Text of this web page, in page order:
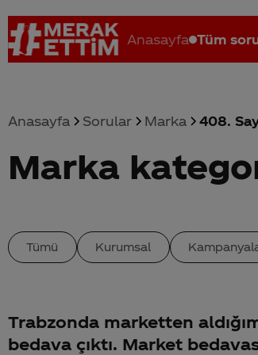
Anasayfa Tüm
Coca-Cola nerenin malı? Coca cola İsrail
Anasayfa Sorular Marka 408.
Marka
Tümü Kurumsal
Trabzonda marketten
bedava çıktı. Market